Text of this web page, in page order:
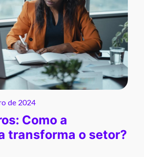
de 2024
Como a
transforma o setor?